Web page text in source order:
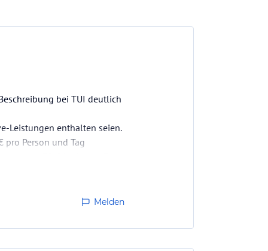
bei TUI deutlich
Leistungen enthalten seien.
Person und Tag
Melden